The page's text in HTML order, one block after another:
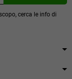
cerca le info di